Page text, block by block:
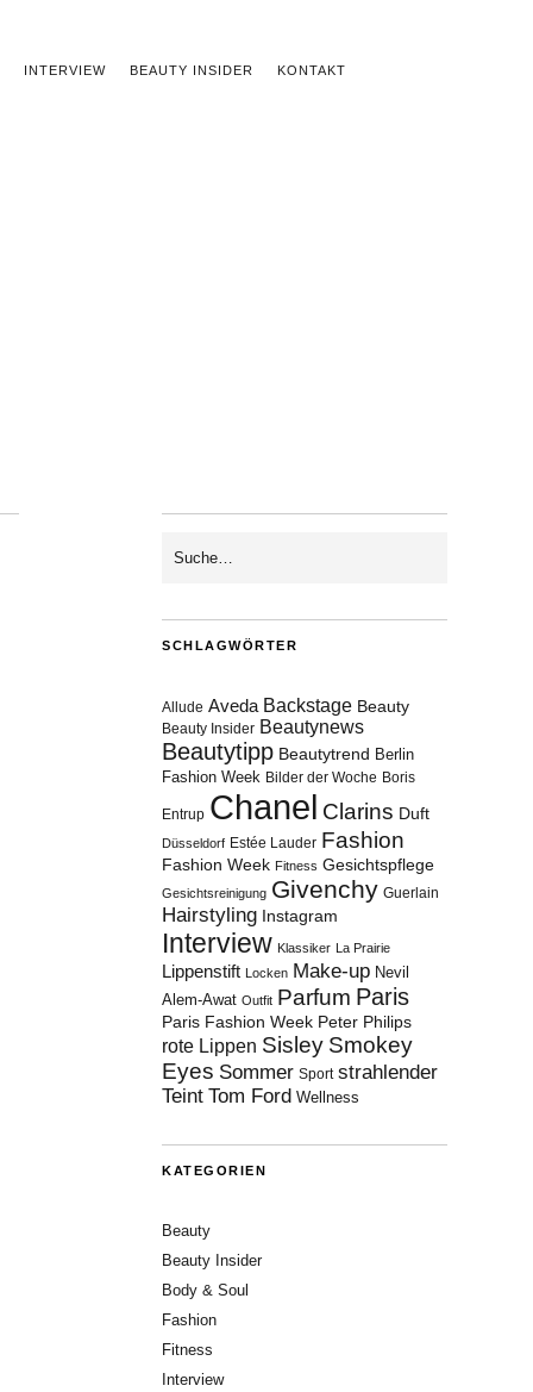
INTERVIEW BEAUTY INSIDER KONTAKT
SCHLAGWÖRTER
Allude Aveda Backstage Beauty
Beauty Insider Beautynews
Beautytipp Beautytrend Berlin
Fashion Week Bilder der Woche Boris
Entrup Chanel Clarins Duft
Düsseldorf Estée Lauder Fashion
Fashion Week Fitness Gesichtspflege
Gesichtsreinigung Givenchy Guerlain
Hairstyling Instagram
Interview Klassiker La Prairie
Lippenstift Locken Make-up Nevil
Alem-Awat Outfit Parfum Paris
Paris Fashion Week Peter Philips
rote Lippen Sisley Smokey
Eyes Sommer Sport strahlender
Teint Tom Ford Wellness
KATEGORIEN
Beauty
Beauty Insider
Body & Soul
Fashion
Fitness
Interview